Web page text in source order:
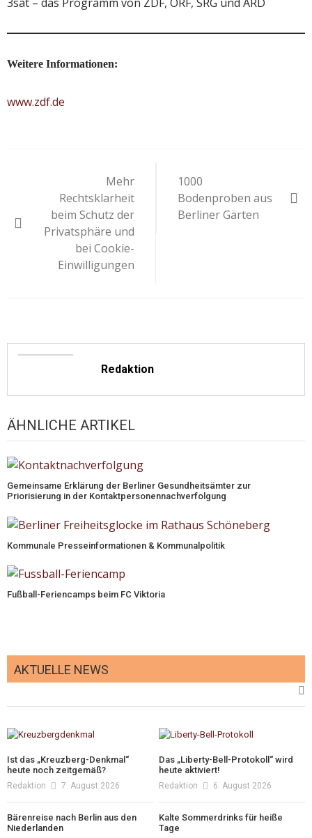
Weitere Informationen:
www.zdf.de
Mehr
Rechtsklarheit
beim Schutz der
Privatsphäre und
bei Cookie-
Einwilligungen
1000
Bodenproben aus
Berliner Gärten
Redaktion
ÄHNLICHE ARTIKEL
Gemeinsame Erklärung der Berliner Gesundheitsämter zur
Priorisierung in der Kontaktpersonennachverfolgung
Kommunale Presseinformationen & Kommunalpolitik
Fußball-Feriencamps beim FC Viktoria
AKTUELLE NEWS
Ist das „Kreuzberg-Denkmal“
heute noch zeitgemäß?
Redaktion 7. August 2026
Das „Liberty-Bell-Protokoll“ wird
heute aktiviert!
Redaktion 6. August 2026
Bärenreise nach Berlin aus den
Niederlanden
Kalte Sommerdrinks für heiße
Tage